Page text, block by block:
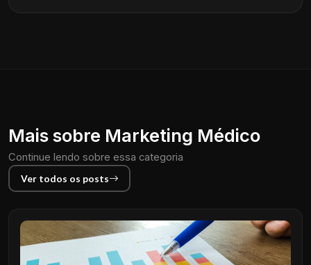
Mais sobre Marketing Médico
Continue lendo sobre essa categoria
Ver todos os posts